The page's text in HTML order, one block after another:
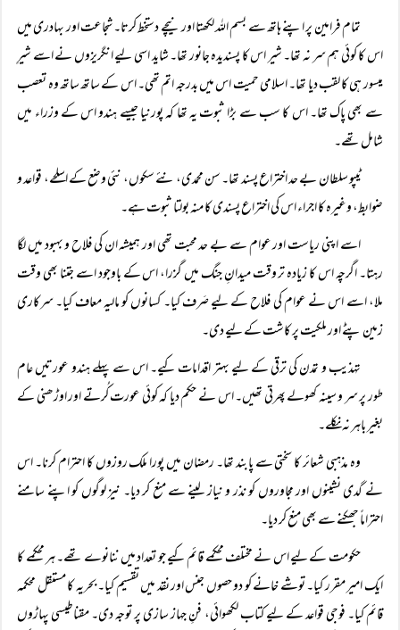
تمام فرامین پر اپنے ہاتھ سے بسم اللہ لکھتا اور نیچے دستخط کرتا۔ شجاعت اور بہادری میں
اس کا کوئی ہم سر نہ تھا۔ شیر اس کا پسندیدہ جانور تھا۔ شاید اسی لیے انگریزوں نے اسے شیرِ
میسور ہی کا لقب دیا تھا۔ اسلامی حمیت اس میں بدرجہ اتم تھی۔ اس کے ساتھ ساتھ وہ تعصب
سے بھی پاک تھا۔ اس کا سب سے بڑا ثبوت یہ تھا کہ پورنیا جیسے ہندو اس کے وزراء میں
شامل تھے۔
ٹیپو سلطان بے حد اختراع پسند تھا۔ سن محمدی، نئے سکوں، نئی وضع کے اسلحے، قواعد و
ضوابط، وغیرہ کا اجراء اس کی اختراع پسندی کا منہ بولتا ثبوت ہے۔
اسے اپنی ریاست اور عوام سے بے حد محبت تھی اور ہمیشہ ان کی فلاح و بہبود میں لگا
رہتا۔ اگرچہ اس کا زیادہ تر وقت میدانِ جنگ میں گزرا، اس کے باوجود اسے جتنا بھی وقت
ملا، اسے اس نے عوام کی فلاح کے لیے صَرف کیا۔ کسانوں کو مالیہ معاف کیا۔ سرکاری
زمین پٹے اور ملکیت پر کاشت کے لیے دی۔
تہذیب و تمدن کی ترقی کے لیے بہتر اقدامات کیے۔ اس سے پہلے ہندو عورتیں عام
طور پر سر و سینہ کھولے پھرتی تھیں۔ اس نے حکم دیا کہ کوئی عورت کُرتے اور اوڑھنی کے
بغیر باہر نہ نکلے۔
وہ مذہبی شعائر کا سختی سے پابند تھا۔ رمضان میں پورا ملک روزوں کا احترام کرنا۔ اس
نے گدی نشینوں اور مجاوروں کو نذر و نیاز لینے سے منع کر دیا۔ نیز لوگوں کو اپنے سامنے
احتراماً‌ جھکنے سے بھی منع کر دیا۔
حکومت کے لیے اس نے مختلف محکمے قائم کیے جو تعداد میں ننانوے تھے۔ ہر محکمے کا
ایک امیر مقرر کیا۔ توشے خانے کو دو حصوں جنس اور نقد میں تقسیم کیا۔ بحریہ کا مستقل محکمہ
قائم کیا۔ فوجی قواعد کے لیے کتاب لکھوائی، فنِ جہاز سازی پر توجہ دی۔ مقناطیسی پہاڑوں